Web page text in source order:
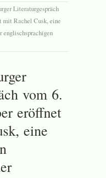
Literaturgespräch
mit Rachel Cusk, eine
englischsprachigen
vom 6.
eröffnet
eine